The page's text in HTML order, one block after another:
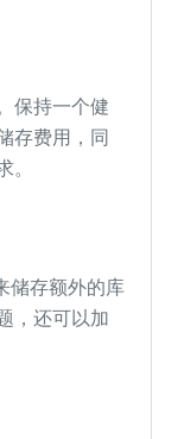
保持一个健
存费用，同
储存额外的库
，还可以加